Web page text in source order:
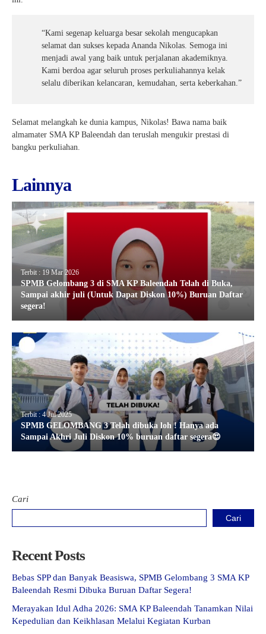
“Kami segenap keluarga besar sekolah mengucapkan
selamat dan sukses kepada Ananda Nikolas. Semoga ini
menjadi awal yang baik untuk perjalanan akademiknya.
Kami berdoa agar seluruh proses perkuliahannya kelak
selalu diberikan kelancaran, kemudahan, serta keberkahan.”
Selamat melangkah ke dunia kampus, Nikolas! Bawa nama baik
almamater SMA KP Baleendah dan teruslah mengukir prestasi di
bangku perkuliahan.
Lainnya
Terbit : 19 Mar 2026
SPMB Gelombang 3 di SMA KP Baleendah Telah di Buka,
Sampai akhir juli (Untuk Dapat Diskon 10%) Buruan Daftar
segera!
Terbit : 4 Jul 2025
SPMB GELOMBANG 3 Telah dibuka loh ! Hanya ada
Sampai Akhri Juli Diskon 10% buruan daftar segera😍
Cari
Cari
Recent Posts
Bebas SPP dan Banyak Beasiswa, SPMB Gelombang 3 SMA KP
Baleendah Resmi Dibuka Buruan Daftar Segera!
Merayakan Idul Adha 2026: SMA KP Baleendah Tanamkan Nilai
Kepedulian dan Keikhlasan Melalui Kegiatan Kurban